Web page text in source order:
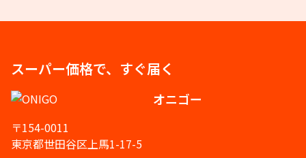
スーパー価格で、すぐ届く
オニゴー
〒154-0011
東京都世田谷区上馬1-17-5